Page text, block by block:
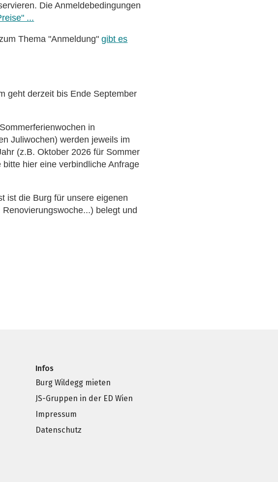
Die Anmeldebedingungen
...
Thema "Anmeldung"gibt es
geht derzeit bis Ende September
in
Juliwochen) werden jeweils im
(z.B. Oktober 2026 für Sommer
hier eine verbindliche Anfrage
ist die Burg für unsere eigenen
belegt und
Infos
Burg Wildegg mieten
JS-Gruppen in der ED Wien
Impressum
Datenschutz